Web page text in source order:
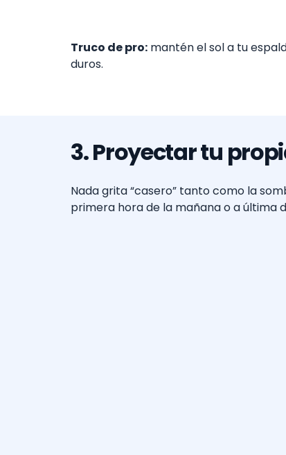
Truco de pro: mantén el sol a tu
duros.
3. Proyectar tu
Nada grita “casero” tanto como la
primera hora de la mañana o a última